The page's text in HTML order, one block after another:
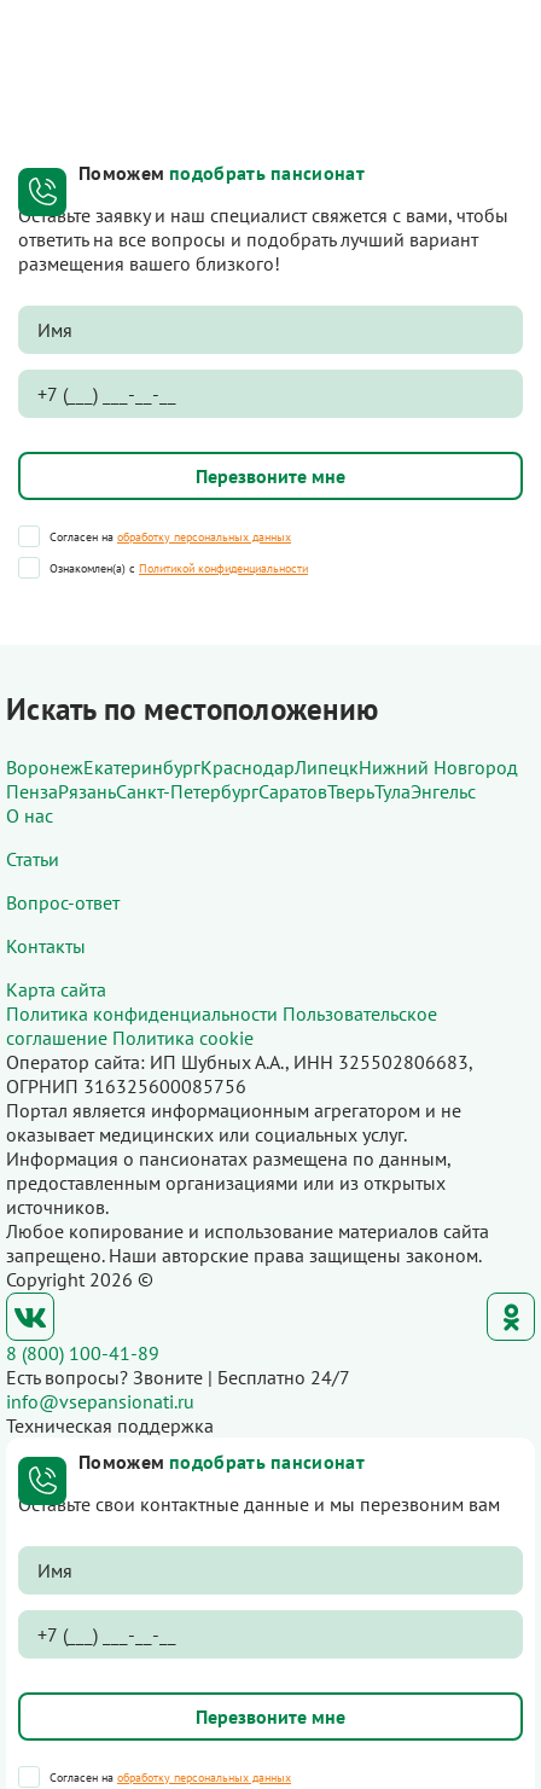
Поможем подобрать пансионат
Оставьте заявку и наш специалист свяжется с вами, чтобы
ответить на все вопросы и подобрать лучший вариант
размещения вашего близкого!
Согласен на обработку персональных данных
Ознакомлен(а) с Политикой конфиденциальности
Искать по местоположению
ВоронежЕкатеринбургКраснодарЛипецкНижний Новгород
ПензаРязаньСанкт-ПетербургСаратовТверьТулаЭнгельс
О нас
Статьи
Вопрос-ответ
Контакты
Карта сайта
Политика конфиденциальности Пользовательское
соглашение Политика cookie
Оператор сайта: ИП Шубных А.А., ИНН 325502806683,
ОГРНИП 316325600085756
Портал является информационным агрегатором и не
оказывает медицинских или социальных услуг.
Информация о пансионатах размещена по данным,
предоставленным организациями или из открытых
источников.
Любое копирование и использование материалов сайта
запрещено. Наши авторские права защищены законом.
Copyright 2026 ©
8 (800) 100-41-89
Есть вопросы? Звоните | Бесплатно 24/7
info@vsepansionati.ru
Техническая поддержка
Поможем подобрать пансионат
Оставьте свои контактные данные и мы перезвоним вам
Согласен на обработку персональных данных